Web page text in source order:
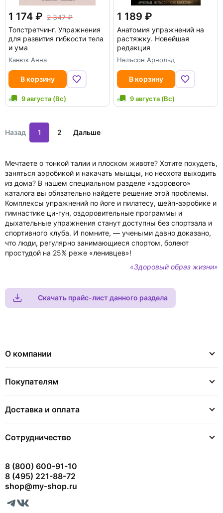
1 174
2 347
Топстретчинг. Упражнения
для развития гибкости тела
и ума
Канюк Анна
В корзину
9 августа (Вс)
1 189
Анатомия упражнений на
растяжку. Новейшая
редакция
Нельсон Арнольд
В корзину
9 августа (Вс)
Назад 1 2 Дальше
Мечтаете о тонкой талии и плоском животе? Хотите похудеть,
заняться аэробикой и накачать мышцы, но неохота выходить
из дома? В нашем специальном разделе «здорового»
каталога вы обязательно найдете решение этой проблемы.
Комплексы упражнений по йоге и пилатесу, шейп-аэробике и
гимнастике ци-гун, оздоровительные программы и
дыхательные упражнения станут доступны без спортзала и
спортивного клуба. И помните, — учеными давно доказано,
что люди, регулярно занимающиеся спортом, болеют
простудой на 25% реже «ленивцев»!
«Здоровый образ жизни»
Скачать прайс-лист данного раздела
О компании
Покупателям
Доставка и оплата
Сотрудничество
8 (800) 600-91-10
8 (495) 221-88-72
shop@my-shop.ru